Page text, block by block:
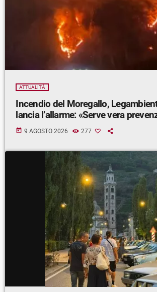
ATTUALITÀ
Incendio del Moregallo,
lancia l’allarme: «Serve vera
today 9 AGOSTO 2026 277